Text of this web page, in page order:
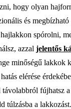
hogy olyan
és
spórolni,
azzal jelentős
minőségű lakkok
elérése
távolabbról fújhatsz
túlzásba a lakkozást.